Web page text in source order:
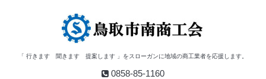
「 行きます 聞きます 提案します 」をスローガンに地域の商工業者を応援します。
0858-85-1160